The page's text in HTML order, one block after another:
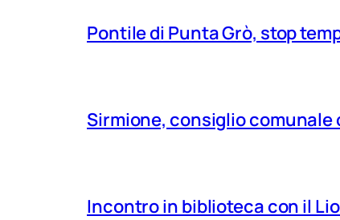
Pontile di Punta Grò, stop
Sirmione, consiglio comunale
Incontro in biblioteca con il